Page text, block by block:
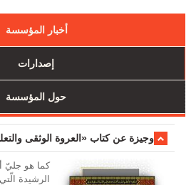
أخبار المؤسسة
إصدارات
حول المؤسسة
وجیزة عن کتاب «العروة الوثقی
کما هو جليّ
الرشیدة